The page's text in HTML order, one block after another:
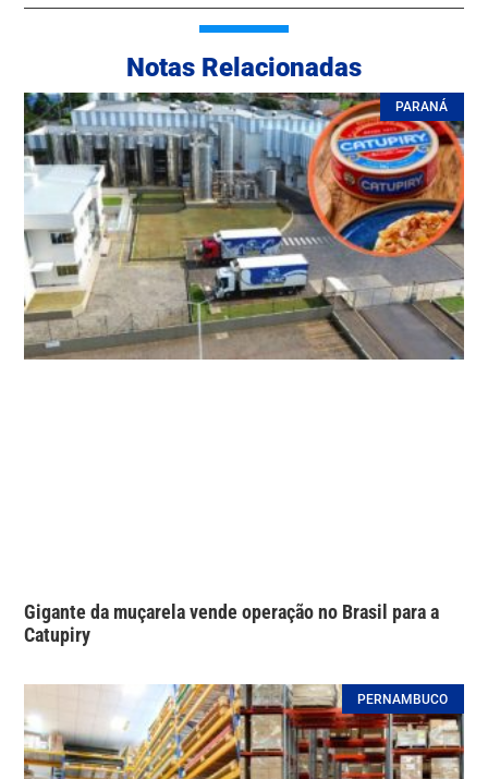
Notas Relacionadas
PARANÁ
Gigante da muçarela vende operação no Brasil para a
Catupiry
PERNAMBUCO